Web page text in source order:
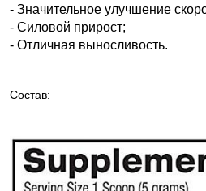
- Значительное улучшение
- Силовой прирост;
- Отличная выносливость.
Состав: